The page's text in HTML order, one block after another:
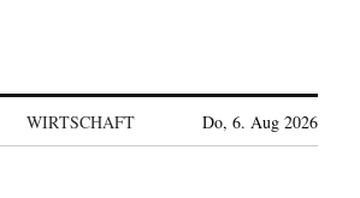
WIRTSCHAFT Do, 6. Aug 2026